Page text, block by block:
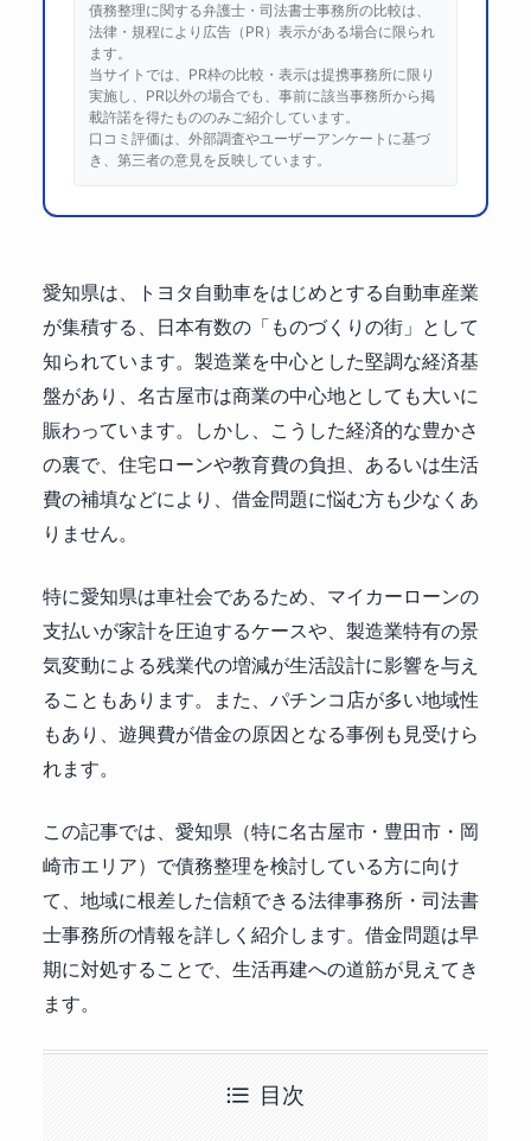
債務整理に関する弁護士・司法書士事務所の比較は、
法律・規程により広告（PR）表示がある場合に限られ
ます。
当サイトでは、PR枠の比較・表示は提携事務所に限り
実施し、PR以外の場合でも、事前に該当事務所から掲
載許諾を得たもののみご紹介しています。
口コミ評価は、外部調査やユーザーアンケートに基づ
き、第三者の意見を反映しています。
愛知県は、トヨタ自動車をはじめとする自動車産業
が集積する、日本有数の「ものづくりの街」として
知られています。製造業を中心とした堅調な経済基
盤があり、名古屋市は商業の中心地としても大いに
賑わっています。しかし、こうした経済的な豊かさ
の裏で、住宅ローンや教育費の負担、あるいは生活
費の補填などにより、借金問題に悩む方も少なくあ
りません。
特に愛知県は車社会であるため、マイカーローンの
支払いが家計を圧迫するケースや、製造業特有の景
気変動による残業代の増減が生活設計に影響を与え
ることもあります。また、パチンコ店が多い地域性
もあり、遊興費が借金の原因となる事例も見受けら
れます。
この記事では、愛知県（特に名古屋市・豊田市・岡
崎市エリア）で債務整理を検討している方に向け
て、地域に根差した信頼できる法律事務所・司法書
士事務所の情報を詳しく紹介します。借金問題は早
期に対処することで、生活再建への道筋が見えてき
ます。
目次